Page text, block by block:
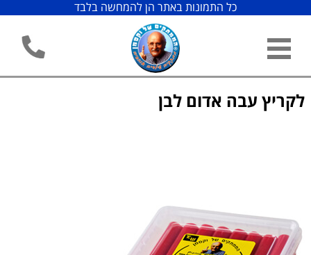
כל התמונות באתר הן להמחשה בלבד
לקריץ עבה אדום לבן